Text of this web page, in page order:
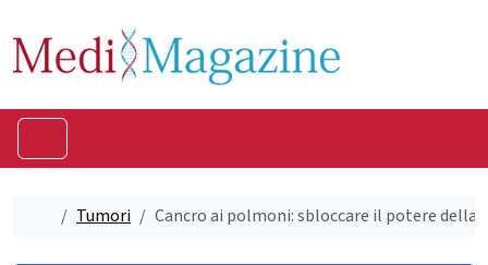
HomeTumori Cancro ai polmoni: sbloccare il potere